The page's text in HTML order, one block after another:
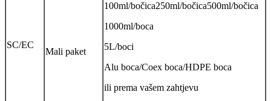
SC/EC
Mali paket
100ml/bočica250ml/bočica500ml/bočica
1000ml/boca
5L/boci
Alu boca/Coex boca/HDPE boca
ili prema vašem zahtjevu